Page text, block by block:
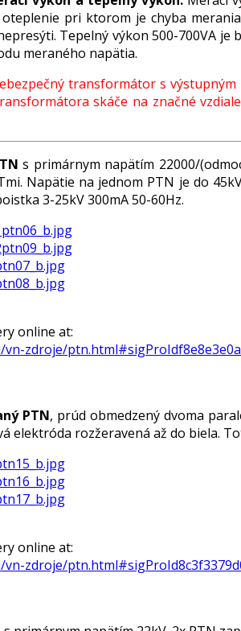
pri ktorom je chyba
Tepelný výkon 500-700VA
meraného napätia.
transformátor s
skáče na značné
s primárnym napätím 22000/
Napätie na jednom PTN je do
3-25kV 300mA 50-60Hz.
online at:
zdroje/
PTN, prúd obmedzený dvoma
elektróda rozžeravená až do biela.
online at:
zdroje/